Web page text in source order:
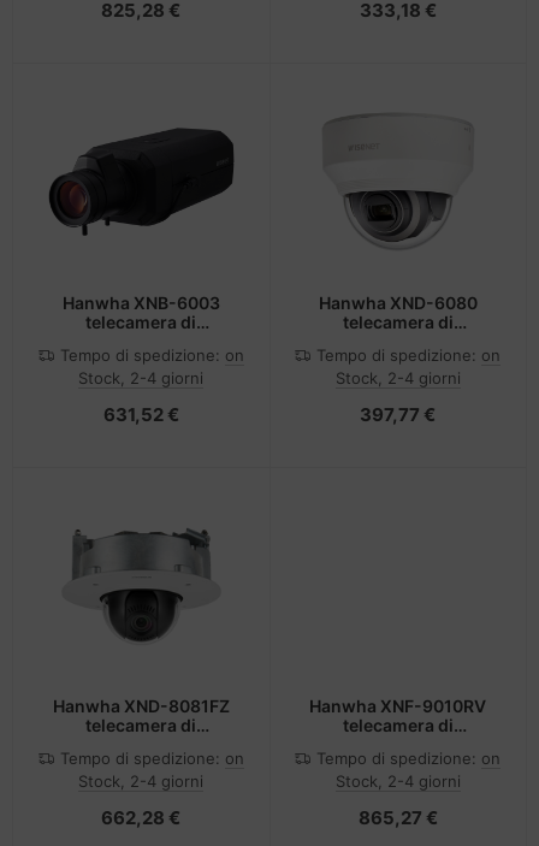
825,28 € 333,18 €
Hanwha XNB-6003
telecamera di
Telecamera di sicurezza
IP Interno e esterno 1920
Soffitto/muro
Tempo di spedizione: on
Stock, 2-4 giorni
631,52 €
Hanwha XND-6080
telecamera di
Telecamera di sicurezza
IP Interno e esterno 1920
Tempo di spedizione: on
Stock, 2-4 giorni
397,77 €
Hanwha XND-8081FZ
telecamera di
Telecamera di sicurezza
IP Interno 2560 x 1920
Tempo di spedizione: on
Stock, 2-4 giorni
662,28 €
Hanwha XNF-9010RV
telecamera di
Telecamera di sicurezza
IP Esterno 3008 x 3008
Tempo di spedizione: on
Stock, 2-4 giorni
865,27 €